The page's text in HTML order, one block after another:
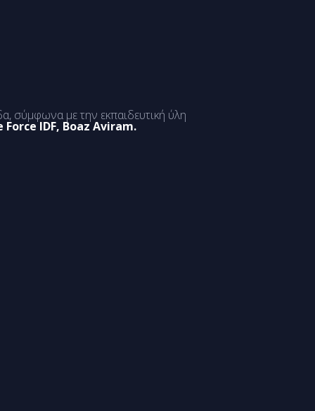
σύμφωνα με την εκπαιδευτική ύλη
IDF, Boaz Aviram.